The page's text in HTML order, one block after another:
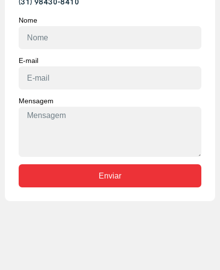
(31) 98430-8410
Nome
E-mail
Mensagem
Enviar